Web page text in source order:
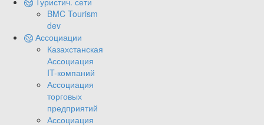
BMC Tourism
dev
Ассоциации
Казахстанская
Ассоциация
IT-компаний
Ассоциация
торговых
предприятий
Ассоциация